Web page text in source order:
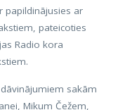
papildinājusies ar
pateicoties
Radio kora
sakām
Mikum Čežem,